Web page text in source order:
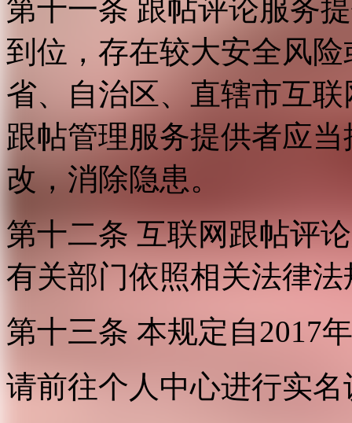
第十一条 跟帖评论服务
到位，存在较大安全风
省、自治区、直辖市互
跟帖管理服务提供者应
改，消除隐患。
第十二条 互联网跟帖评
有关部门依照相关法律
第十三条 本规定自2017
请前往个人中心进行实名